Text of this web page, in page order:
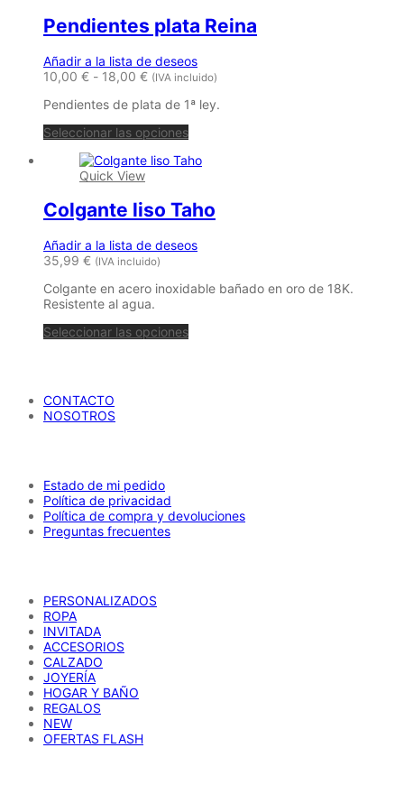
Las
opciones
pueden
elegir
en
página
producto
Pendientes plata Reina
Añadir a la lista de deseos
10,00 € - 18,00 €Rango
precios:
desde
10,00 €
hasta
18,00 €
(IVA incluido)
Pendientes de plata de 1ª ley.
Seleccionar las opcionesEste
tiene
Las
opciones
pueden
en
de
Quick View
Colgante liso Taho
Añadir a la lista de deseos
35,99 € (IVA incluido)
Colgante en acero inoxidable bañado en oro de 18K.
Resistente al agua.
Seleccionar las opciones
CONTACTO
NOSOTROS
Estado de mi pedido
Política de privacidad
Política de compra y devoluciones
Preguntas frecuentes
PERSONALIZADOS
ROPA
INVITADA
ACCESORIOS
CALZADO
JOYERÍA
HOGAR Y BAÑO
REGALOS
NEW
OFERTAS FLASH